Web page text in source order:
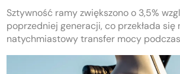
Sztywność ramy zwiększono o 3,5%
poprzedniej generacji, co przekłada się
natychmiastowy transfer mocy